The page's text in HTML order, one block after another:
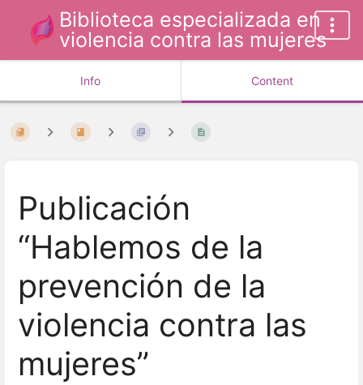
Biblioteca especializada en
violencia contra las mujeres
Info Content
Publicación
“Hablemos de la
prevención de la
violencia contra las
mujeres”